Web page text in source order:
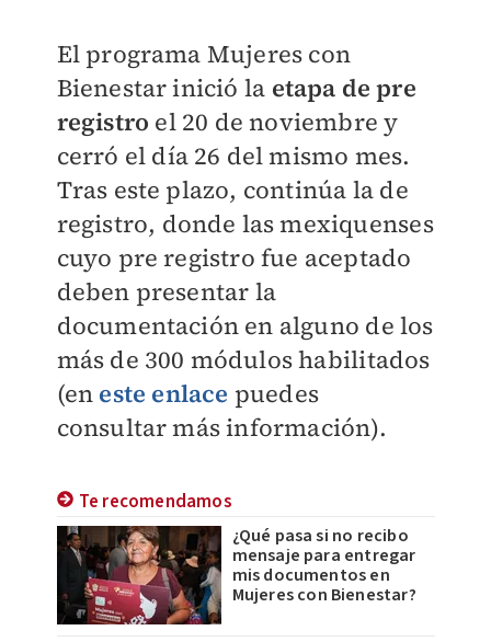
El programa Mujeres con
Bienestar inició la etapa de pre
registro el 20 de noviembre y
cerró el día 26 del mismo mes.
Tras este plazo, continúa la de
registro, donde las mexiquenses
cuyo pre registro fue aceptado
deben presentar la
documentación en alguno de los
más de 300 módulos habilitados
(en este enlace puedes
consultar más información).
Te recomendamos
¿Qué pasa si no recibo
mensaje para entregar
mis documentos en
Mujeres con Bienestar?